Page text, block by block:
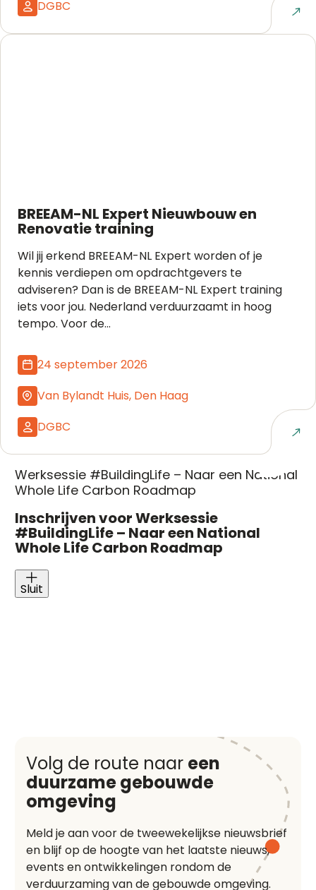
DGBC Naar event
BREEAM-NL Expert Nieuwbouw en
Renovatie training
Wil jij erkend BREEAM-NL Expert worden of je
kennis verdiepen om opdrachtgevers te
adviseren? Dan is de BREEAM-NL Expert training
iets voor jou. Nederland verduurzaamt in hoog
tempo. Voor de...
24 september 2026
Van Bylandt Huis, Den Haag
DGBC
Naar event
Werksessie #BuildingLife – Naar een National
Whole Life Carbon Roadmap
Inschrijven voor Werksessie
#BuildingLife – Naar een National
Whole Life Carbon Roadmap
Sluit
Volg de route naar een
duurzame gebouwde
omgeving
Meld je aan voor de tweewekelijkse nieuwsbrief
en blijf op de hoogte van het laatste nieuws,
events en ontwikkelingen rondom de
verduurzaming van de gebouwde omgeving.